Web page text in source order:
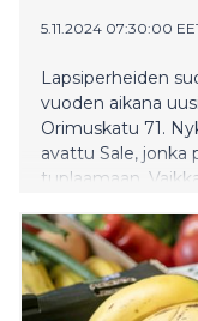
5.11.2024 07:30:00
Lapsiperheiden
vuoden aikana
Orimuskatu 71.
avattu Sale, jonka
tuplaamaan.
valikoimaan:
välipalat ja
valmisruoat.